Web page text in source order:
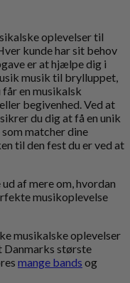
oplevelser til
kunde har sit behov
er at hjælpe dig i
musik til brylluppet,
en musikalsk
begivenhed. Ved at
du dig at få en unik
matcher dine
til den fest du er ved at
af mere om, hvordan
musikoplevelse
musikalske oplevelser
Danmarks største
mange bands og